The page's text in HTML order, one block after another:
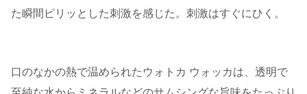
た瞬間ピリッとした刺激を感じた。刺激はすぐにひく。
口のなかの熱で温められたウォトカ ウォッカは、透明で